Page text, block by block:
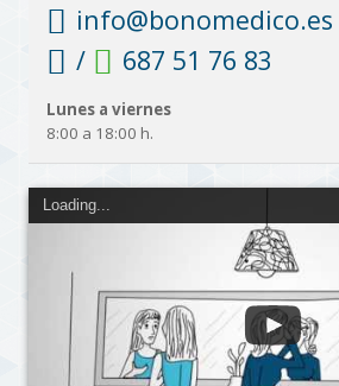
info@bonomedico.es
/
687 51 76 83
Lunes a viernes
8:00 a 18:00 h.
Loading...